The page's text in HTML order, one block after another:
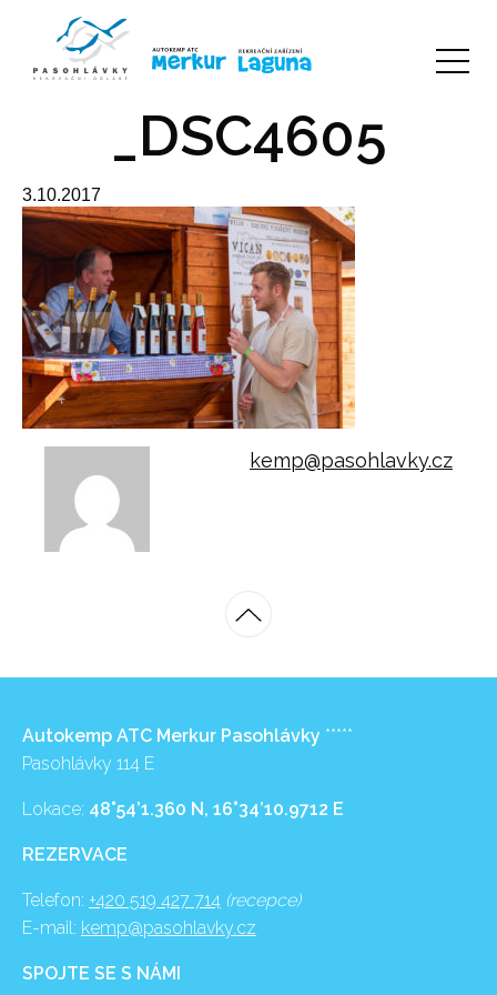
_DSC4605
3.10.2017
kemp@pasohlavky.cz
Autokemp ATC Merkur Pasohlávky *****
Pasohlávky 114 E
Lokace: 48°54’1.360 N, 16°34’10.9712 E
REZERVACE
Telefon: +420 519 427 714 (recepce)
E-mail: kemp@pasohlavky.cz
SPOJTE SE S NÁMI